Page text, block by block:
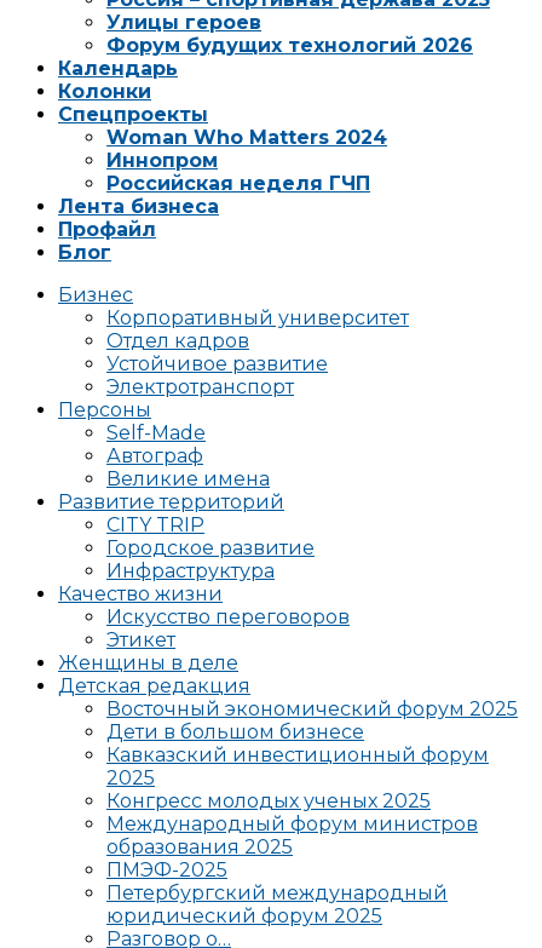
Улицы героев
Форум будущих технологий 2026
Календарь
Колонки
Спецпроекты
Woman Who Matters 2024
Иннопром
Российская неделя ГЧП
Лента бизнеса
Профайл
Блог
Бизнес
Корпоративный университет
Отдел кадров
Устойчивое развитие
Электротранспорт
Персоны
Self-Made
Автограф
Великие имена
Развитие территорий
CITY TRIP
Городское развитие
Инфраструктура
Качество жизни
Искусство переговоров
Этикет
Женщины в деле
Детская редакция
Восточный экономический форум 2025
Дети в большом бизнесе
Кавказский инвестиционный форум
2025
Конгресс молодых ученых 2025
Международный форум министров
образования 2025
ПМЭФ-2025
Петербургский международный
юридический форум 2025
Разговор о…